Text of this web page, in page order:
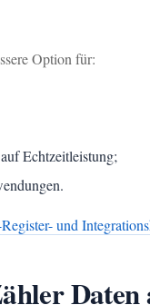
Option für:
Echtzeitleistung;
und